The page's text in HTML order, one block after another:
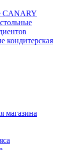
CANARY
кондитерская
магазина